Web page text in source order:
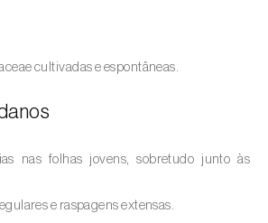
citrinos (
spp.
(Tetranychus urticae)
( Lytta vesicatoria
cultivadas e espontâneas.
nas folhas jovens, sobretudo junto às
e raspagens extensas.